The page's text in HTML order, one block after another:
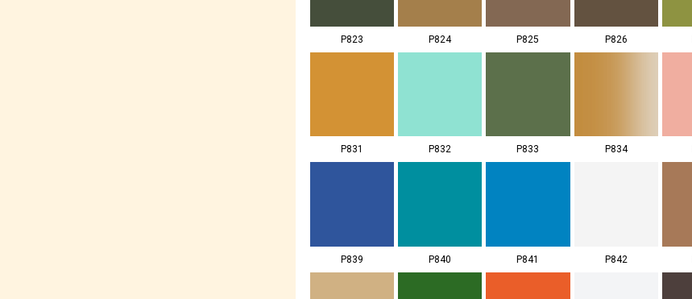
P823 P824 P825 P826
P831 P832 P833 P834
P839 P840 P841 P842